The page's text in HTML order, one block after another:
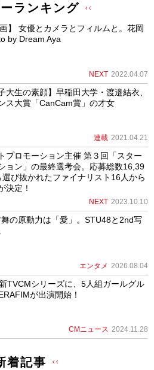
ランキング
画】 女優とカメラとフィルムと。花岡
by Dream Aya
NEXT 2022.04.07
大生の素顔】早稲田大学・渡邉結衣、
ス大賞「CanCam賞」の才女
連載 2021.04.21
プロモーション主催 第３回「スター
ョン」の最終選考会。応募総数16,39
び抜かれたファイナリスト16人から
決定！
NEXT 2023.10.10
の原動力は「愛」。STU48と2nd写
エンタメ 2026.08.04
TVCMシリーズに、5人組ガールグル
が出演開始！
CMニュース 2024.11.28
着記事